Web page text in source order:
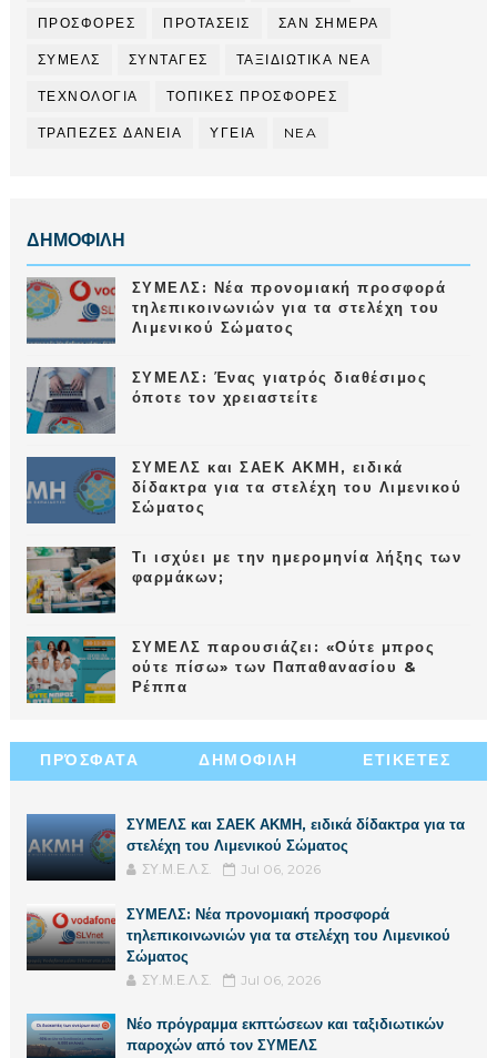
ΠΡΟΣΦΟΡΕΣ ΠΡΟΤΑΣΕΙΣ ΣΑΝ ΣΗΜΕΡΑ
ΣΥΜΕΛΣ ΣΥΝΤΑΓΕΣ ΤΑΞΙΔΙΩΤΙΚΑ ΝΕΑ
ΤΕΧΝΟΛΟΓΙΑ ΤΟΠΙΚΕΣ ΠΡΟΣΦΟΡΕΣ
ΤΡΑΠΕΖΕΣ ΔΑΝΕΙΑ ΥΓΕΙΑ NEA
ΔΗΜΟΦΙΛΗ
ΣΥΜΕΛΣ: Νέα προνομιακή προσφορά
τηλεπικοινωνιών για τα στελέχη του
Λιμενικού Σώματος
ΣΥΜΕΛΣ: Ένας γιατρός διαθέσιμος
όποτε τον χρειαστείτε
ΣΥΜΕΛΣ και ΣΑΕΚ ΑΚΜΗ, ειδικά
δίδακτρα για τα στελέχη του Λιμενικού
Σώματος
Τι ισχύει με την ημερομηνία λήξης των
φαρμάκων;
ΣΥΜΕΛΣ παρουσιάζει: «Ούτε μπρος
ούτε πίσω» των Παπαθανασίου &
Ρέππα
ΠΡΌΣΦΑΤΑ ΔΗΜΟΦΙΛΗ ΕΤΙΚΕΤΕΣ
ΣΥΜΕΛΣ και ΣΑΕΚ ΑΚΜΗ, ειδικά δίδακτρα για τα
στελέχη του Λιμενικού Σώματος
ΣΥ.Μ.Ε.Λ.Σ. Jul 06, 2026
ΣΥΜΕΛΣ: Νέα προνομιακή προσφορά
τηλεπικοινωνιών για τα στελέχη του Λιμενικού
Σώματος
ΣΥ.Μ.Ε.Λ.Σ. Jul 06, 2026
Νέο πρόγραμμα εκπτώσεων και ταξιδιωτικών
παροχών από τον ΣΥΜΕΛΣ